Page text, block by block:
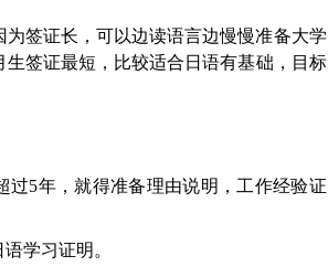
签证长，可以边读语言边慢慢准备大学
生签证最短，比较适合日语有基础，目标
过5年，就得准备理由说明，工作经验证
学习证明。